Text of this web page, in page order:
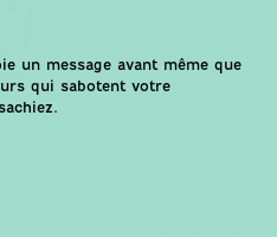
un message avant même que
qui sabotent votre